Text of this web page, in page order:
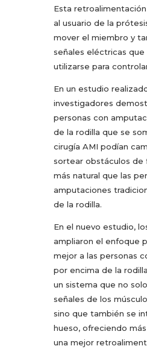
Esta
al usuario de la
mover el miembro y
señales eléctricas que
utilizarse para
En un estudio
investigadores
personas con
de la rodilla que se
cirugía AMI podían
sortear obstáculos de
más natural que las
amputaciones
de la rodilla.
En el nuevo estudio,
ampliaron el enfoque
mejor a las personas
por encima de la
un sistema que no
señales de los
sino que también se
hueso, ofreciendo
una mejor